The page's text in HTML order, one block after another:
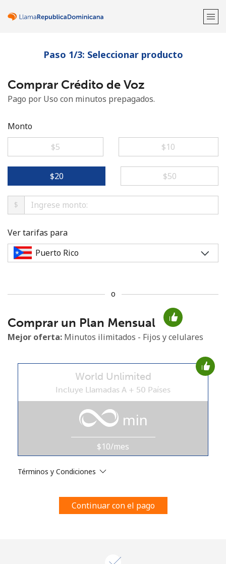
¡Bienvenido!
¿Ya tienes una cuenta?Inicia sesión →
No se ha creado una contraseña
Mínimo 8 caracteres
Una letra mayúscula y una minúscula
Un número
estosTérminos y condiciones.
Únete
¡Hola!
Paso 1/3: Seleccionar producto
Comprar Crédito de Voz
Pago por Uso con minutos prepagados.
Monto
⁦$5⁩
⁦$10⁩
⁦$20⁩ ⁦$50⁩
$
Ver tarifas para
o
Comprar un Plan Mensual
Mejor oferta: Minutos ilimitados - Fijos y celulares
World Unlimited
Incluye Llamadas A + 50 Países
min
$10/mes
Términos y Condiciones
Continuar con el pago